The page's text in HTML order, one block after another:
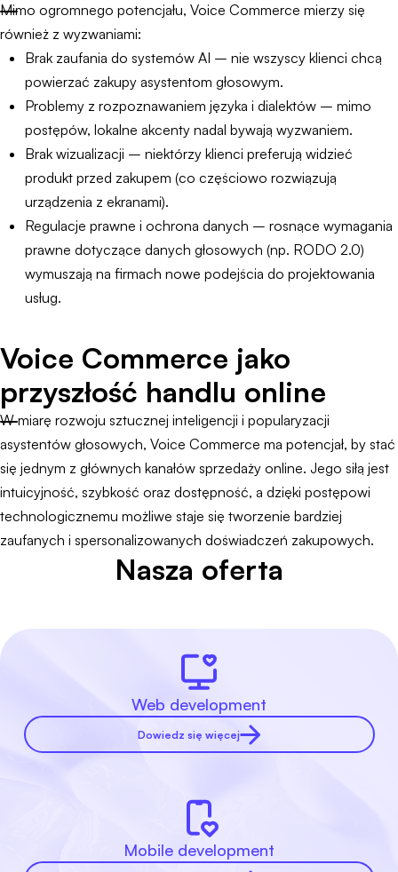
Mimo ogromnego potencjału, Voice Commerce mierzy się
również z wyzwaniami:
Brak zaufania do systemów AI – nie wszyscy klienci chcą
powierzać zakupy asystentom głosowym.
Problemy z rozpoznawaniem języka i dialektów – mimo
postępów, lokalne akcenty nadal bywają wyzwaniem.
Brak wizualizacji – niektórzy klienci preferują widzieć
produkt przed zakupem (co częściowo rozwiązują
urządzenia z ekranami).
Regulacje prawne i ochrona danych – rosnące wymagania
prawne dotyczące danych głosowych (np. RODO 2.0)
wymuszają na firmach nowe podejścia do projektowania
usług.
Voice Commerce jako
przyszłość handlu online
W miarę rozwoju sztucznej inteligencji i popularyzacji
asystentów głosowych, Voice Commerce ma potencjał, by stać
się jednym z głównych kanałów sprzedaży online. Jego siłą jest
intuicyjność, szybkość oraz dostępność, a dzięki postępowi
technologicznemu możliwe staje się tworzenie bardziej
zaufanych i spersonalizowanych doświadczeń zakupowych.
Nasza oferta
Web development
Dowiedz się więcej
Mobile development